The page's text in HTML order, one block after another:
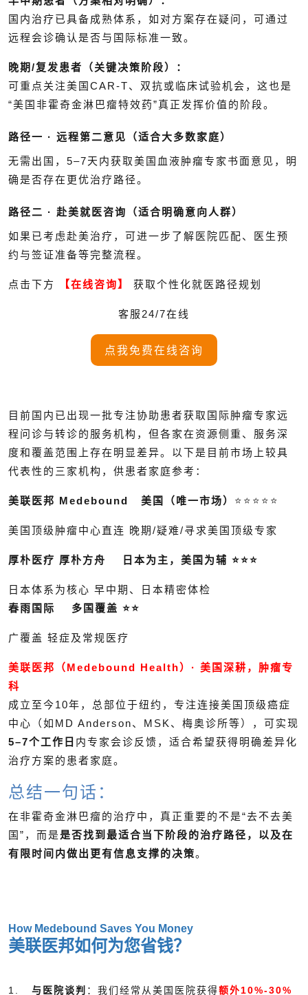
国内治疗已具备成熟体系，如对方案存在疑问，可通过
远程会诊确认是否与国际标准一致。
晚期/复发患者（关键决策阶段）：
可重点关注美国CAR-T、双抗或临床试验机会，这也是
“美国非霍奇金淋巴瘤特效药”真正发挥价值的阶段。
路径一 · 远程第二意见（适合大多数家庭）
无需出国，5–7天内获取美国血液肿瘤专家书面意见，明
确是否存在更优治疗路径。
路径二 · 赴美就医咨询（适合明确意向人群）
如果已考虑赴美治疗，可进一步了解医院匹配、医生预
约与签证准备等完整流程。
点击下方 【在线咨询】 获取个性化就医路径规划
客服24/7在线
点我免费在线咨询
目前国内已出现一批专注协助患者获取国际肿瘤专家远
程问诊与转诊的服务机构，但各家在资源侧重、服务深
度和覆盖范围上存在明显差异。以下是目前市场上较具
代表性的三家机构，供患者家庭参考：
美联医邦 Medebound 美国（唯一市场） ⭐⭐⭐⭐⭐
美国顶级肿瘤中心直连 晚期 /疑难/寻求美国顶级专家
厚朴医疗 厚朴方舟 日本为主，美国为辅 ⭐⭐⭐
日本体系为核心 早中期、日本精密体检
春雨国际 多国覆盖 ⭐⭐
广覆盖 轻症及常规医疗
美联医邦（Medebound Health）· 美国深耕，肿瘤专
科
成立至今10年，总部位于纽约，专注连接美国顶级癌症
中心（如MD Anderson、MSK、梅奥诊所等），可实现
5–7个工作日 内专家会诊反馈，适合希望获得明确差异化
治疗方案的患者家庭。
总结一句话：
在非霍奇金淋巴瘤的治疗中，真正重要的不是“去不去美
国”，而是是否找到最适合当下阶段的治疗路径，以及在
有限时间内做出更有信息支撑的决策。
How Medebound Saves You Money
美联医邦如何为您省钱？
1. 与医院谈判 ：我们经常从美国医院获得额外10%-30%